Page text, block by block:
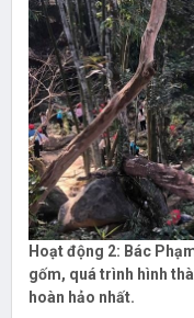
Hoạt động 2: Bác
gốm, quá trình hình
hoàn hảo nhất.